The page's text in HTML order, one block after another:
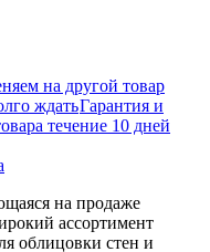
на другой товар
ждатьГарантия и
течение 10 дней
на продаже
ассортимент
облицовки стен и